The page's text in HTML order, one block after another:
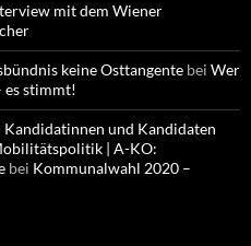
mit dem Wiener
keine Osttangente bei Wer
es stimmt!
und Kandidaten
| A-KO:
bei Kommunalwahl 2020 –